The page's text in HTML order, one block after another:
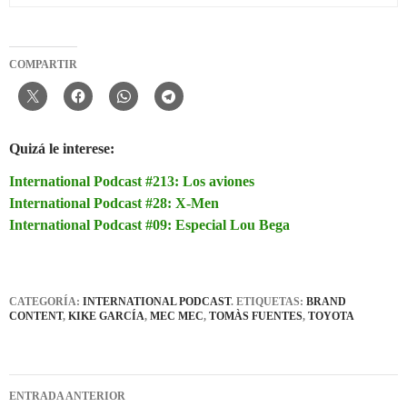
COMPARTIR
Quizá le interese:
International Podcast #213: Los aviones
International Podcast #28: X-Men
International Podcast #09: Especial Lou Bega
CATEGORÍA: INTERNATIONAL PODCAST. ETIQUETAS: BRAND
CONTENT, KIKE GARCÍA, MEC MEC, TOMÀS FUENTES, TOYOTA
Navegación
ENTRADA ANTERIOR